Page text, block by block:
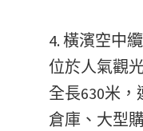
4. 橫濱空中纜
位於人氣觀
全長630米
倉庫、大型